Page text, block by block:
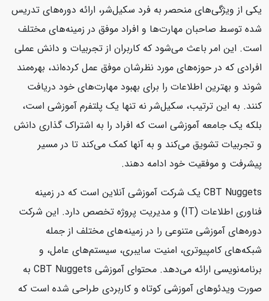
یکی از ویژگی‌های منحصر به فرد سکیل‌شر، ارائه دوره‌های تدریس
شده توسط صاحبان مهارت‌ها و افراد موفق در زمینه‌های مختلف
است. این امر باعث می‌شود که کاربران از تجربیات و دانش عملی
افرادی که در حوزه‌های مورد نظرشان موفق عمل کرده‌اند، بهره‌مند
شوند و بهترین اطلاعات را برای بهبود مهارت‌های خود دریافت
کنند. به این ترتیب، سکیل‌شر نه تنها یک پلتفرم آموزشی است،
بلکه یک جامعه آموزشی است که افراد را به اشتراک گذاری دانش
و تجربیات تشویق می‌کند و به آنها کمک می‌کند تا در مسیر
پیشرفت و موفقیت خود ادامه دهند.
CBT Nuggets یک شرکت آموزشی آنلاین است که در زمینه
فناوری اطلاعات (IT) و مدیریت پروژه تخصص دارد. این شرکت
دوره‌های آموزشی متنوعی را در زمینه‌های مختلف از جمله
شبکه‌های کامپیوتری، امنیت سایبری، سیستم‌های عامل، و
برنامه‌نویسی ارائه می‌دهد. محتوای آموزشی CBT Nuggets به
صورت ویدئوهای آموزشی کوتاه و کاربردی طراحی شده است که